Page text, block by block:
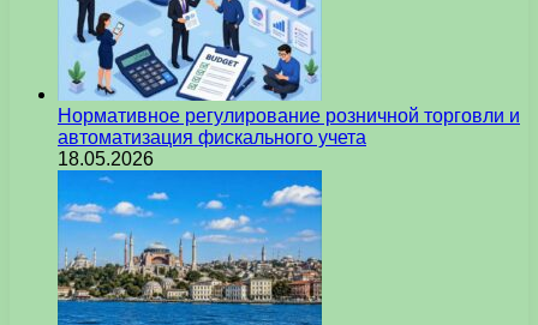
Нормативное регулирование розничной торговли и
автоматизация фискального учета
18.05.2026